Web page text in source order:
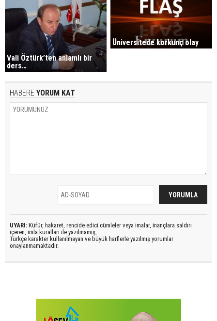
Vali Öztürk’ten anlamlı bir
ders…
Üniversitede korkunç olay
HABERE YORUM KAT
UYARI: Küfür, hakaret, rencide edici cümleler veya imalar, inançlara saldırı
içeren, imla kuralları ile yazılmamış,
Türkçe karakter kullanılmayan ve büyük harflerle yazılmış yorumlar
onaylanmamaktadır.